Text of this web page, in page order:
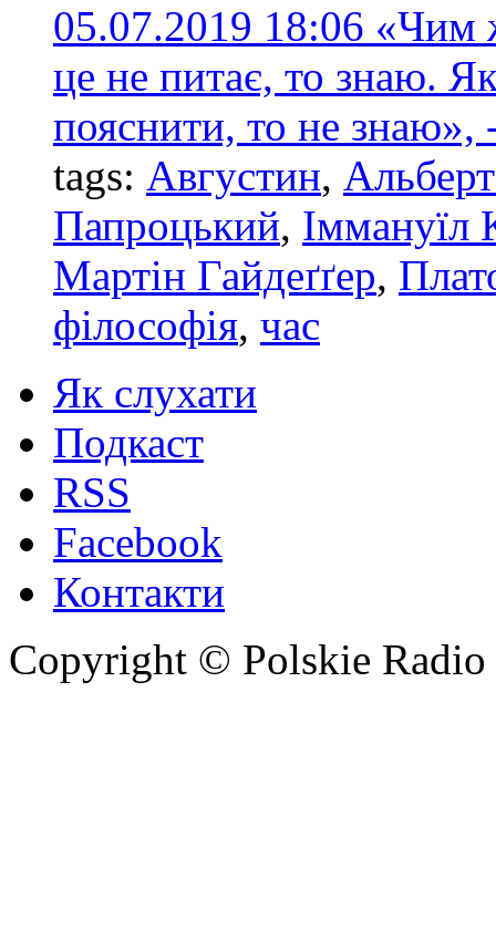
05.07.2019 18:06 «Чим
це не питає, то знаю.
пояснити, то не знаю»,
tags: Августин,
Папроцький, Іммануїл
Мартін Гайдеґґер,
філософія, час
Як слухати
Подкаст
RSS
Facebook
Контакти
Copyright © Polskie